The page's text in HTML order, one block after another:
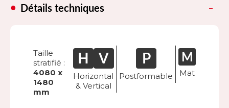
Détails techniques
Taille
stratifié :
4080 x
1480
mm
Horizontal
& Vertical
Postformable Mat